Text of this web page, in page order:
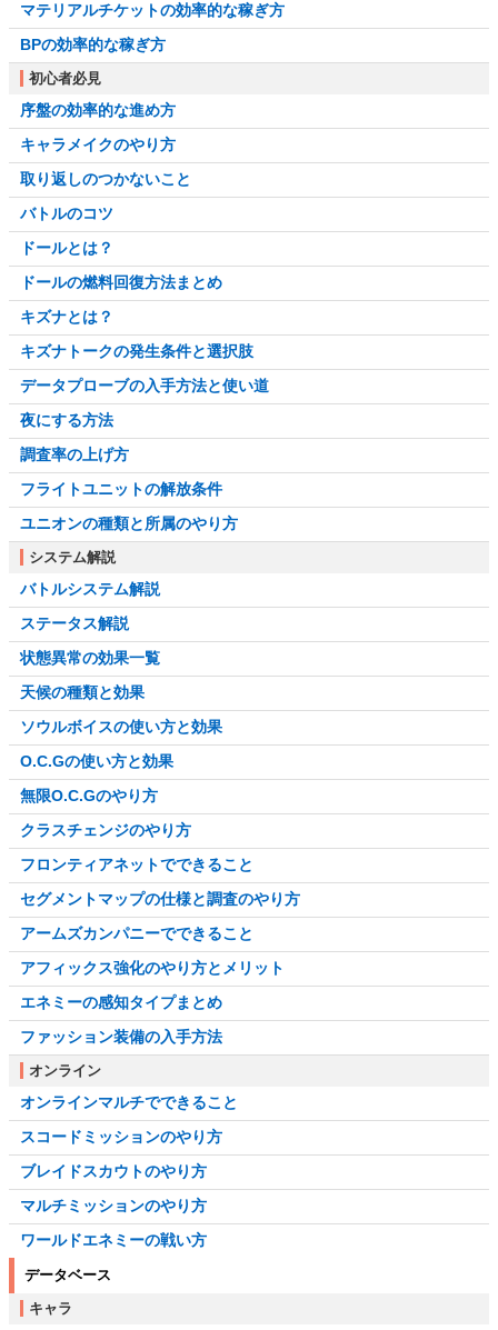
マテリアルチケットの効率的な稼ぎ方
BPの効率的な稼ぎ方
初心者必見
序盤の効率的な進め方
キャラメイクのやり方
取り返しのつかないこと
バトルのコツ
ドールとは？
ドールの燃料回復方法まとめ
キズナとは？
キズナトークの発生条件と選択肢
データプローブの入手方法と使い道
夜にする方法
調査率の上げ方
フライトユニットの解放条件
ユニオンの種類と所属のやり方
システム解説
バトルシステム解説
ステータス解説
状態異常の効果一覧
天候の種類と効果
ソウルボイスの使い方と効果
O.C.Gの使い方と効果
無限O.C.Gのやり方
クラスチェンジのやり方
フロンティアネットでできること
セグメントマップの仕様と調査のやり方
アームズカンパニーでできること
アフィックス強化のやり方とメリット
エネミーの感知タイプまとめ
ファッション装備の入手方法
オンライン
オンラインマルチでできること
スコードミッションのやり方
ブレイドスカウトのやり方
マルチミッションのやり方
ワールドエネミーの戦い方
データベース
キャラ